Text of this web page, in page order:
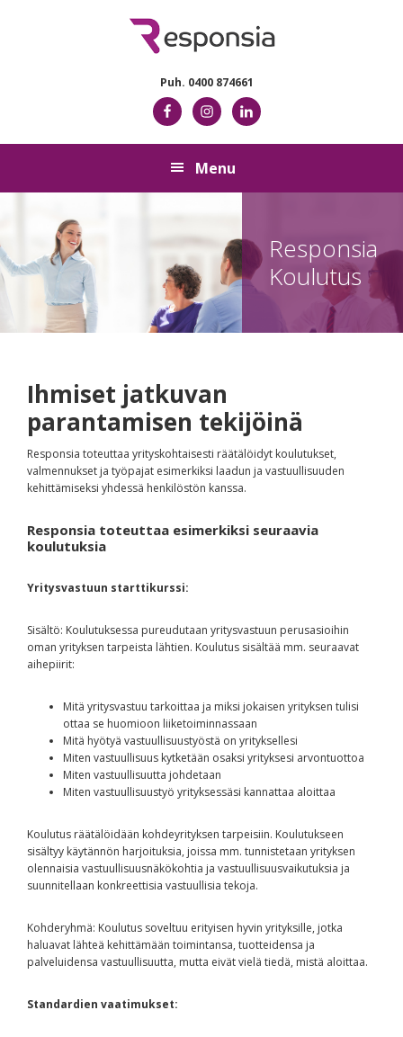
Puh. 0400 874661
Menu
Responsia
Koulutus
Ihmiset jatkuvan
parantamisen tekijöinä
Responsia toteuttaa yrityskohtaisesti räätälöidyt koulutukset,
valmennukset ja työpajat esimerkiksi laadun ja vastuullisuuden
kehittämiseksi yhdessä henkilöstön kanssa.
Responsia toteuttaa esimerkiksi seuraavia
koulutuksia
Yritysvastuun starttikurssi:
Sisältö: Koulutuksessa pureudutaan yritysvastuun perusasioihin
oman yrityksen tarpeista lähtien. Koulutus sisältää mm. seuraavat
aihepiirit:
Mitä yritysvastuu tarkoittaa ja miksi jokaisen yrityksen tulisi
ottaa se huomioon liiketoiminnassaan
Mitä hyötyä vastuullisuustyöstä on yrityksellesi
Miten vastuullisuus kytketään osaksi yrityksesi arvontuottoa
Miten vastuullisuutta johdetaan
Miten vastuullisuustyö yrityksessäsi kannattaa aloittaa
Koulutus räätälöidään kohdeyrityksen tarpeisiin. Koulutukseen
sisältyy käytännön harjoituksia, joissa mm. tunnistetaan yrityksen
olennaisia vastuullisuusnäkökohtia ja vastuullisuusvaikutuksia ja
suunnitellaan konkreettisia vastuullisia tekoja.
Kohderyhmä: Koulutus soveltuu erityisen hyvin yrityksille, jotka
haluavat lähteä kehittämään toimintansa, tuotteidensa ja
palveluidensa vastuullisuutta, mutta eivät vielä tiedä, mistä aloittaa.
Standardien vaatimukset: